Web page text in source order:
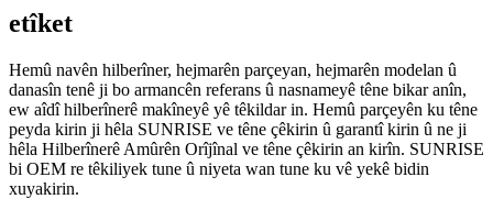
etîket
Hemû navên hilberîner, hejmarên parçeyan, hejmarên modelan û
danasîn tenê ji bo armancên referans û nasnameyê têne bikar anîn,
ew aîdî hilberînerê makîneyê yê têkildar in. Hemû parçeyên ku têne
peyda kirin ji hêla SUNRISE ve têne çêkirin û garantî kirin û ne ji
hêla Hilberînerê Amûrên Orîjînal ve têne çêkirin an kirîn. SUNRISE
bi OEM re têkiliyek tune û niyeta wan tune ku vê yekê bidin
xuyakirin.